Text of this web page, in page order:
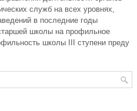
служб на всех уровнях,
в последние годы
школы на профильное
школы III ступени преду